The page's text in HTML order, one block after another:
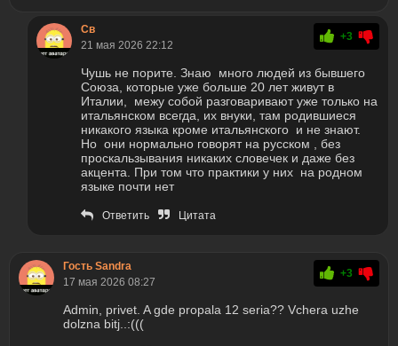
Св
21 мая 2026 22:12
+3
Чушь не порите. Знаю много людей из бывшего
Союза, которые уже больше 20 лет живут в
Италии, межу собой разговаривают уже только на
итальянском всегда, их внуки, там родившиеся
никакого языка кроме итальянского и не знают.
Но они нормально говорят на русском , без
проскальзывания никаких словечек и даже без
акцента. При том что практики у них на родном
языке почти нет
Ответить Цитата
Гость Sandra
17 мая 2026 08:27
+3
Admin, privet. A gde propala 12 seria?? Vchera uzhe
dolzna bitj..:(((